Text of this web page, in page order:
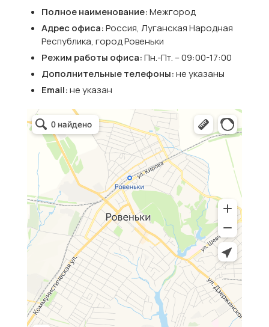
Полное наименование:Межгород
Адрес офиса:Россия, Луганская Народная
Республика, город Ровеньки
Режим работы офиса:Пн.-Пт. – 09:00-17:00
Дополнительные телефоны:не указаны
Email:не указан